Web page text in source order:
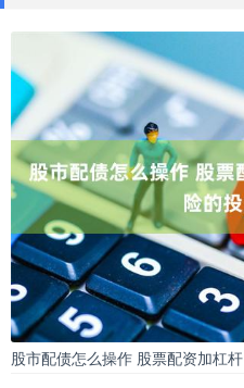
股市配债怎么操作 股票配资加杠